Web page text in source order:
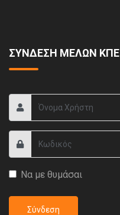
ΣΥΝΔΕΣΗ ΜΕΛΩΝ ΚΠΕ
Να με θυμάσαι
Σύνδεση